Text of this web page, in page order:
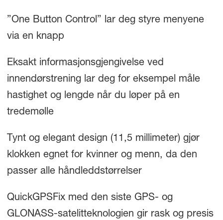
”One Button Control” lar deg styre menyene
via en knapp
Eksakt informasjonsgjengivelse ved
innendørstrening lar deg for eksempel måle
hastighet og lengde når du løper på en
tredemølle
Tynt og elegant design (11,5 millimeter) gjør
klokken egnet for kvinner og menn, da den
passer alle håndleddstørrelser
QuickGPSFix med den siste GPS- og
GLONASS-satelitteknologien gir rask og presis